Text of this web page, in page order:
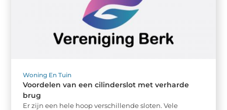
Woning En Tuin
Voordelen van een cilinderslot met verharde
brug
Er zijn een hele hoop verschillende sloten. Vele